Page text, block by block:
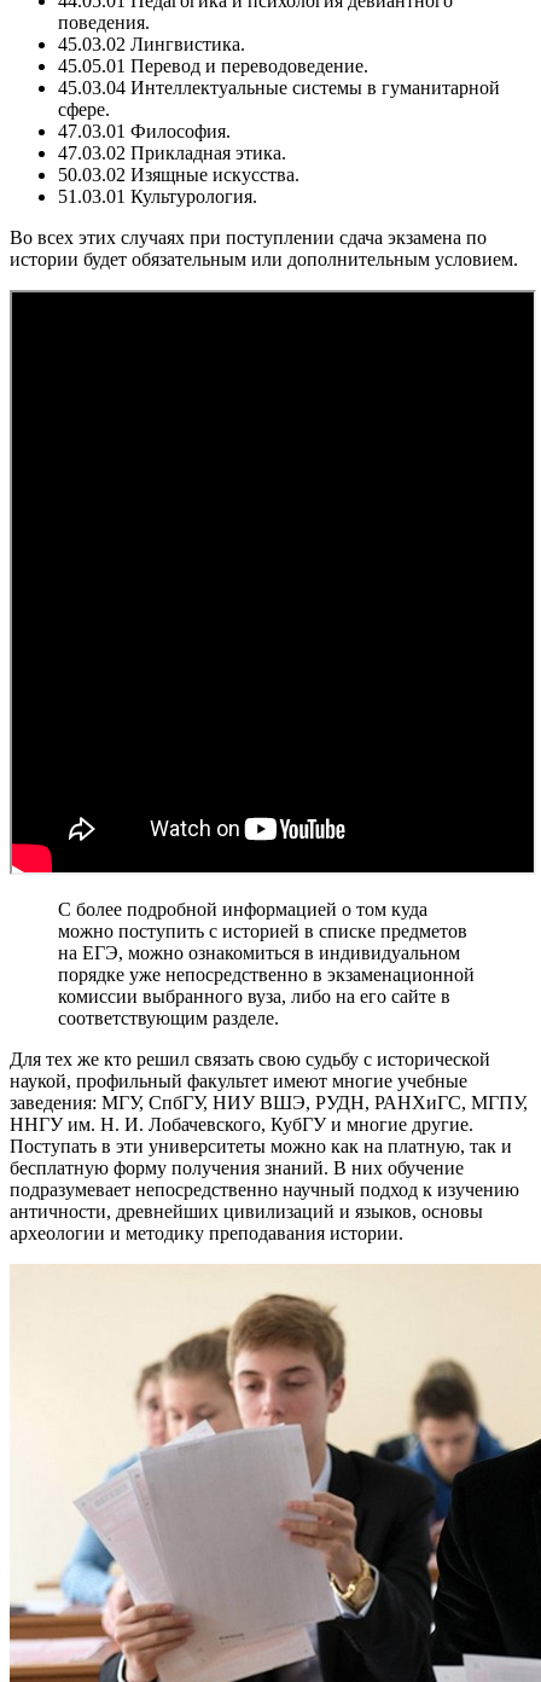
поведения.
45.03.02 Лингвистика.
45.05.01 Перевод и переводоведение.
45.03.04 Интеллектуальные системы в гуманитарной
сфере.
47.03.01 Философия.
47.03.02 Прикладная этика.
50.03.02 Изящные искусства.
51.03.01 Культурология.
Во всех этих случаях при поступлении сдача экзамена по
истории будет обязательным или дополнительным условием.
С более подробной информацией о том куда
можно поступить с историей в списке предметов
на ЕГЭ, можно ознакомиться в индивидуальном
порядке уже непосредственно в экзаменационной
комиссии выбранного вуза, либо на его сайте в
соответствующим разделе.
Для тех же кто решил связать свою судьбу с исторической
наукой, профильный факультет имеют многие учебные
заведения: МГУ, СпбГУ, НИУ ВШЭ, РУДН, РАНХиГС, МГПУ,
ННГУ им. Н. И. Лобачевского, КубГУ и многие другие.
Поступать в эти университеты можно как на платную, так и
бесплатную форму получения знаний. В них обучение
подразумевает непосредственно научный подход к изучению
античности, древнейших цивилизаций и языков, основы
археологии и методику преподавания истории.